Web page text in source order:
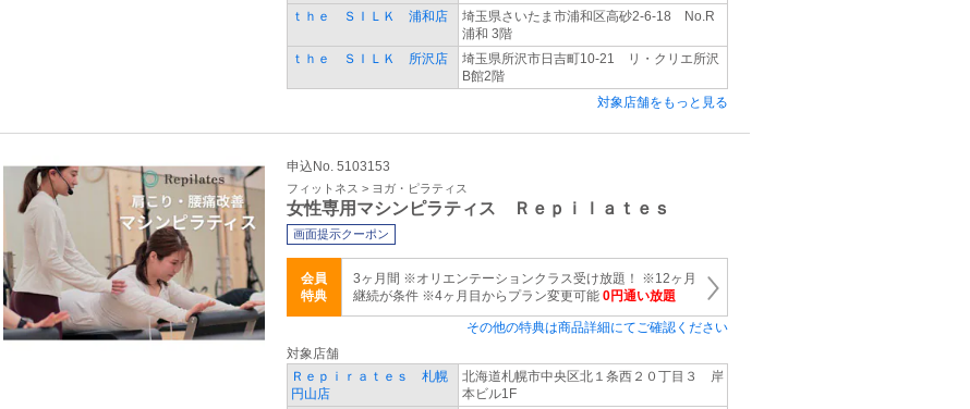
ｔｈｅ ＳＩＬＫ 浦和店
埼玉県さいたま市浦和区高砂2-6-18 No.R
浦和 3階
ｔｈｅ ＳＩＬＫ 所沢店
埼玉県所沢市日吉町10-21 リ・クリエ所沢
B館2階
対象店舗をもっと見る
申込No. 5103153
フィットネス > ヨガ・ピラティス
女性専用マシンピラティス Ｒｅｐｉｌａｔｅｓ
画面提示クーポン
会員
特典
3ヶ月間 ※オリエンテーションクラス受け放題！ ※12ヶ月
継続が条件 ※4ヶ月目からプラン変更可能 0円通い放題
その他の特典は商品詳細にてご確認ください
対象店舗
Ｒｅｐｉｒａｔｅｓ 札幌
円山店
北海道札幌市中央区北１条西２０丁目３ 岸
本ビル1F